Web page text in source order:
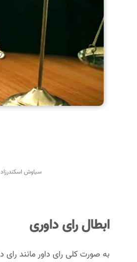
سیاوش اسکندرزاد
ابطال رای داوری